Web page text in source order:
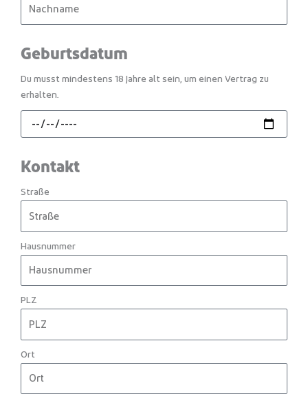
Geburtsdatum
Du musst mindestens 18 Jahre alt sein, um einen Vertrag zu
erhalten.
Kontakt
Straße
Hausnummer
PLZ
Ort